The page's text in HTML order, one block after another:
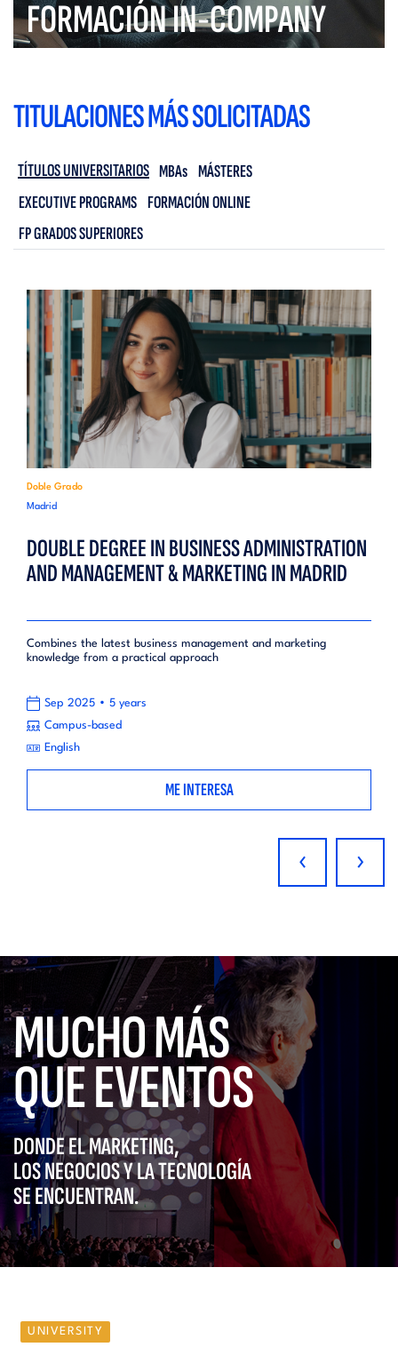
FORMACIÓN IN-COMPANY
TITULACIONES MÁS SOLICITADAS
TÍTULOS UNIVERSITARIOS MBAs MÁSTERES
EXECUTIVE PROGRAMS FORMACIÓN ONLINE
FP GRADOS SUPERIORES
Doble Grado
Madrid
DOUBLE DEGREE IN BUSINESS ADMINISTRATION
AND MANAGEMENT & MARKETING IN MADRID
Combines the latest business management and marketing
knowledge from a practical approach
Sep 2025 • 5 years
Campus-based
English
ME INTERESA
‹ ›
MUCHO MÁS
QUE EVENTOS
DONDE EL MARKETING,
LOS NEGOCIOS Y LA TECNOLOGÍA
SE ENCUENTRAN.
UNIVERSITY